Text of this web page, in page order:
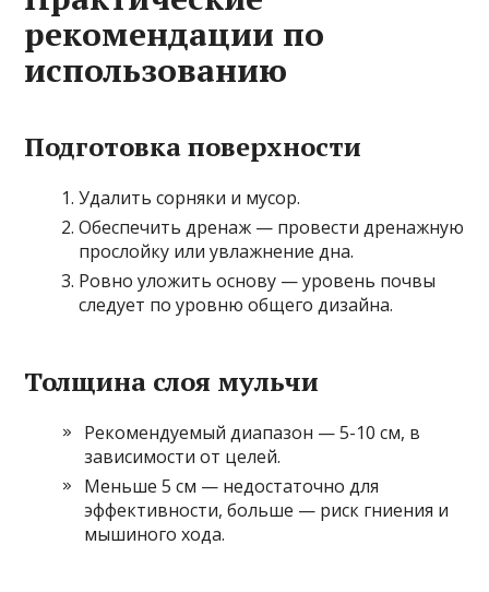
рекомендации по
использованию
Подготовка поверхности
Удалить сорняки и мусор.
Обеспечить дренаж — провести дренажную
прослойку или увлажнение дна.
Ровно уложить основу — уровень почвы
следует по уровню общего дизайна.
Толщина слоя мульчи
Рекомендуемый диапазон — 5-10 см, в
зависимости от целей.
Меньше 5 см — недостаточно для
эффективности, больше — риск гниения и
мышиного хода.